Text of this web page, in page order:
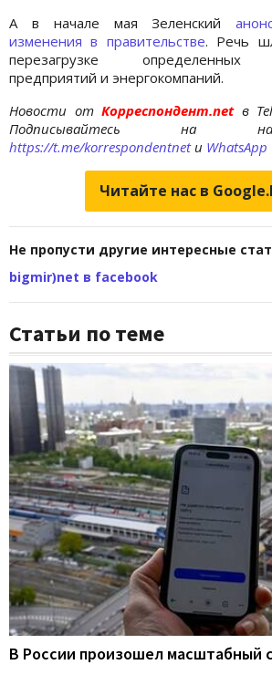
А в начале мая Зеленский
изменения в правительстве. Речь
перезагрузке определенных
предприятий и энергокомпаний.
Новости отКорреспондент.net в
Подписывайтесь на
https://t.me/korrespondentnetи WhatsApp
Читайте нас в
Не пропусти другие интересные
bigmir)net в facebook
Статьи по теме
В России произошел масштабный